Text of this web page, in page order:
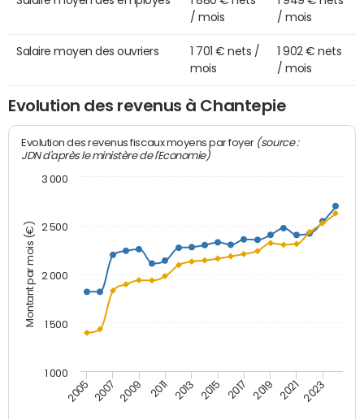
/ mois
/ mois
Salaire moyen des ouvriers
1 701 € nets /
mois
1 902 € nets
/ mois
Evolution des revenus à Chantepie
Montant par mois (€)
Evolution des revenus fiscaux moyens par foyer (source :
JDN d'après le ministère de l'Economie)
2005 2007 2009 2011 2013 2015 2017 2019 2021 2023
1 000
1 500
2 000
2 500
3 000